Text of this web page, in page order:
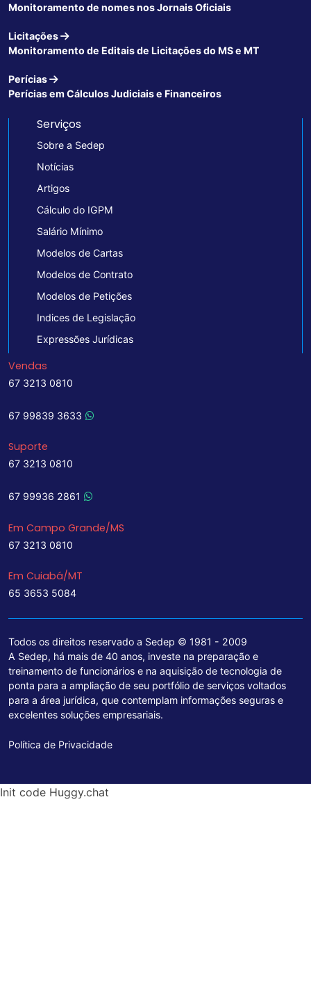
Monitoramento de nomes nos Jornais Oficiais
Licitações
Monitoramento de Editais de Licitações do MS e MT
Perícias
Perícias em Cálculos Judiciais e Financeiros
Serviços
Sobre a Sedep
Notícias
Artigos
Cálculo do IGPM
Salário Mínimo
Modelos de Cartas
Modelos de Contrato
Modelos de Petições
Indices de Legislação
Expressões Jurídicas
Vendas
67 3213 0810
67 99839 3633
Suporte
67 3213 0810
67 99936 2861
Em Campo Grande/MS
67 3213 0810
Em Cuiabá/MT
65 3653 5084
Todos os direitos reservado a Sedep © 1981 - 2009
A Sedep, há mais de 40 anos, investe na preparação e
treinamento de funcionários e na aquisição de tecnologia de
ponta para a ampliação de seu portfólio de serviços voltados
para a área jurídica, que contemplam informações seguras e
excelentes soluções empresariais.
Política de Privacidade
Init code Huggy.chat